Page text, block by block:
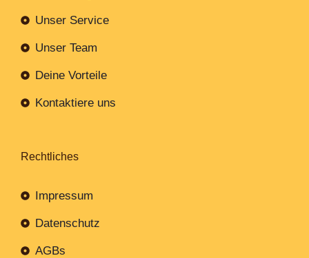
Unser Service
Unser Team
Deine Vorteile
Kontaktiere uns
Rechtliches
Impressum
Datenschutz
AGBs